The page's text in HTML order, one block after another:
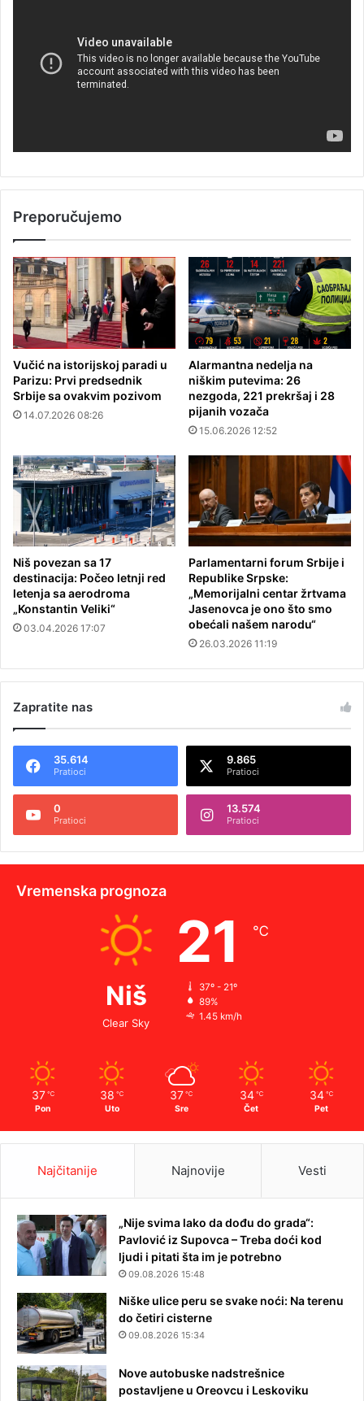
Preporučujemo
Vučić na istorijskoj paradi u
Parizu: Prvi predsednik
Srbije sa ovakvim pozivom
14.07.2026 08:26
Alarmantna nedelja na
niškim putevima: 26
nezgoda, 221 prekršaj i 28
pijanih vozača
15.06.2026 12:52
Niš povezan sa 17
destinacija: Počeo letnji red
letenja sa aerodroma
„Konstantin Veliki“
03.04.2026 17:07
Parlamentarni forum Srbije i
Republike Srpske:
„Memorijalni centar žrtvama
Jasenovca je ono što smo
obećali našem narodu“
26.03.2026 11:19
Zapratite nas
35.614
Pratioci
9.865
Pratioci
0
Pratioci
13.574
Pratioci
Vremenska prognoza
Niš
Clear Sky
21 ℃
37º - 21º
89%
1.45 km/h
37 ℃
Pon
38 ℃
Uto
37 ℃
Sre
34 ℃
Čet
34 ℃
Pet
Najčitanije Najnovije Vesti
„Nije svima lako da dođu do grada“:
Pavlović iz Supovca – Treba doći kod
ljudi i pitati šta im je potrebno
09.08.2026 15:48
Niške ulice peru se svake noći: Na terenu
do četiri cisterne
09.08.2026 15:34
Nove autobuske nadstrešnice
postavljene u Oreovcu i Leskoviku